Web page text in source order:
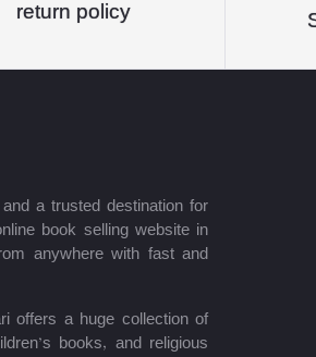
return policy
a trusted destination for
book selling website in
anywhere with fast and
offers a huge collection of
books, and religious